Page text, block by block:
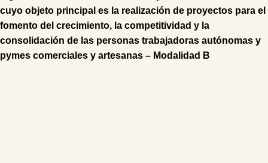
cuyo objeto principal es la realización de proyectos para el
fomento del crecimiento, la competitividad y la
consolidación de las personas trabajadoras autónomas y
pymes comerciales y artesanas – Modalidad B